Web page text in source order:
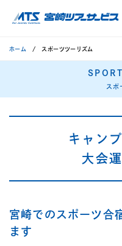
ホーム スポーツツーリズム
スポ
キャン
大会
宮崎でのスポーツ合
ます